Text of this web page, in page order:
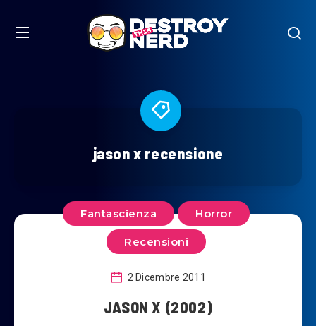
jason x recensione
Fantascienza Horror
Recensioni
2 Dicembre 2011
JASON X (2002)